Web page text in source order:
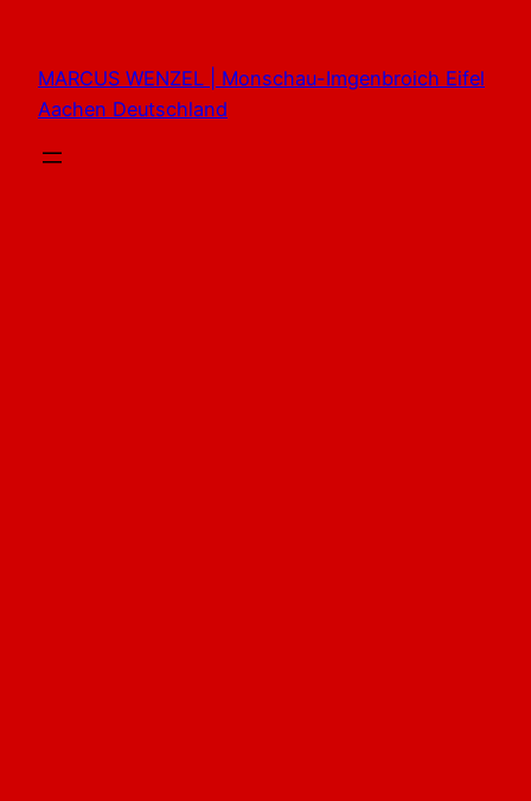
springen
MARCUS WENZEL | Monschau-Imgenbroich Eifel
Aachen Deutschland